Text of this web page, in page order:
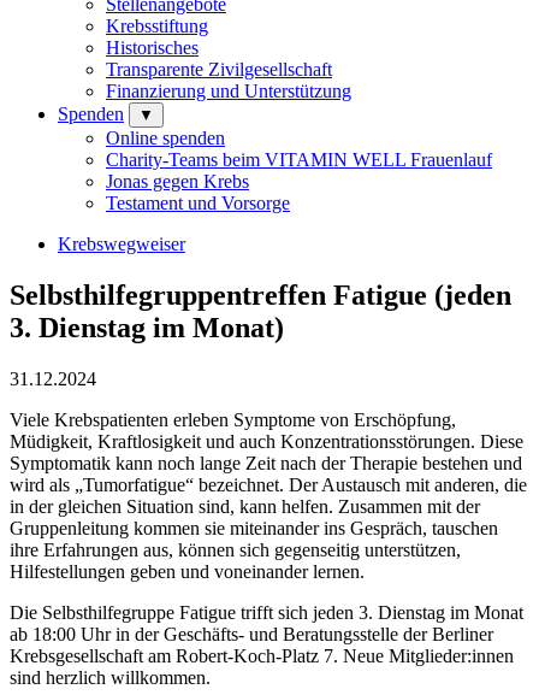
Stellenangebote
Krebsstiftung
Historisches
Transparente Zivilgesellschaft
Finanzierung und Unterstützung
Spenden
▼
Online spenden
Charity-Teams beim VITAMIN WELL Frauenlauf
Jonas gegen Krebs
Testament und Vorsorge
Krebswegweiser
Selbsthilfegruppentreffen Fatigue (jeden
3. Dienstag im Monat)
31.12.2024
Viele Krebspatienten erleben Symptome von Erschöpfung,
Müdigkeit, Kraftlosigkeit und auch Konzentrationsstörungen. Diese
Symptomatik kann noch lange Zeit nach der Therapie bestehen und
wird als „Tumorfatigue“ bezeichnet. Der Austausch mit anderen, die
in der gleichen Situation sind, kann helfen. Zusammen mit der
Gruppenleitung kommen sie miteinander ins Gespräch, tauschen
ihre Erfahrungen aus, können sich gegenseitig unterstützen,
Hilfestellungen geben und voneinander lernen.
Die Selbsthilfegruppe Fatigue trifft sich jeden 3. Dienstag im Monat
ab 18:00 Uhr in der Geschäfts- und Beratungsstelle der Berliner
Krebsgesellschaft am Robert-Koch-Platz 7. Neue Mitglieder:innen
sind herzlich willkommen.